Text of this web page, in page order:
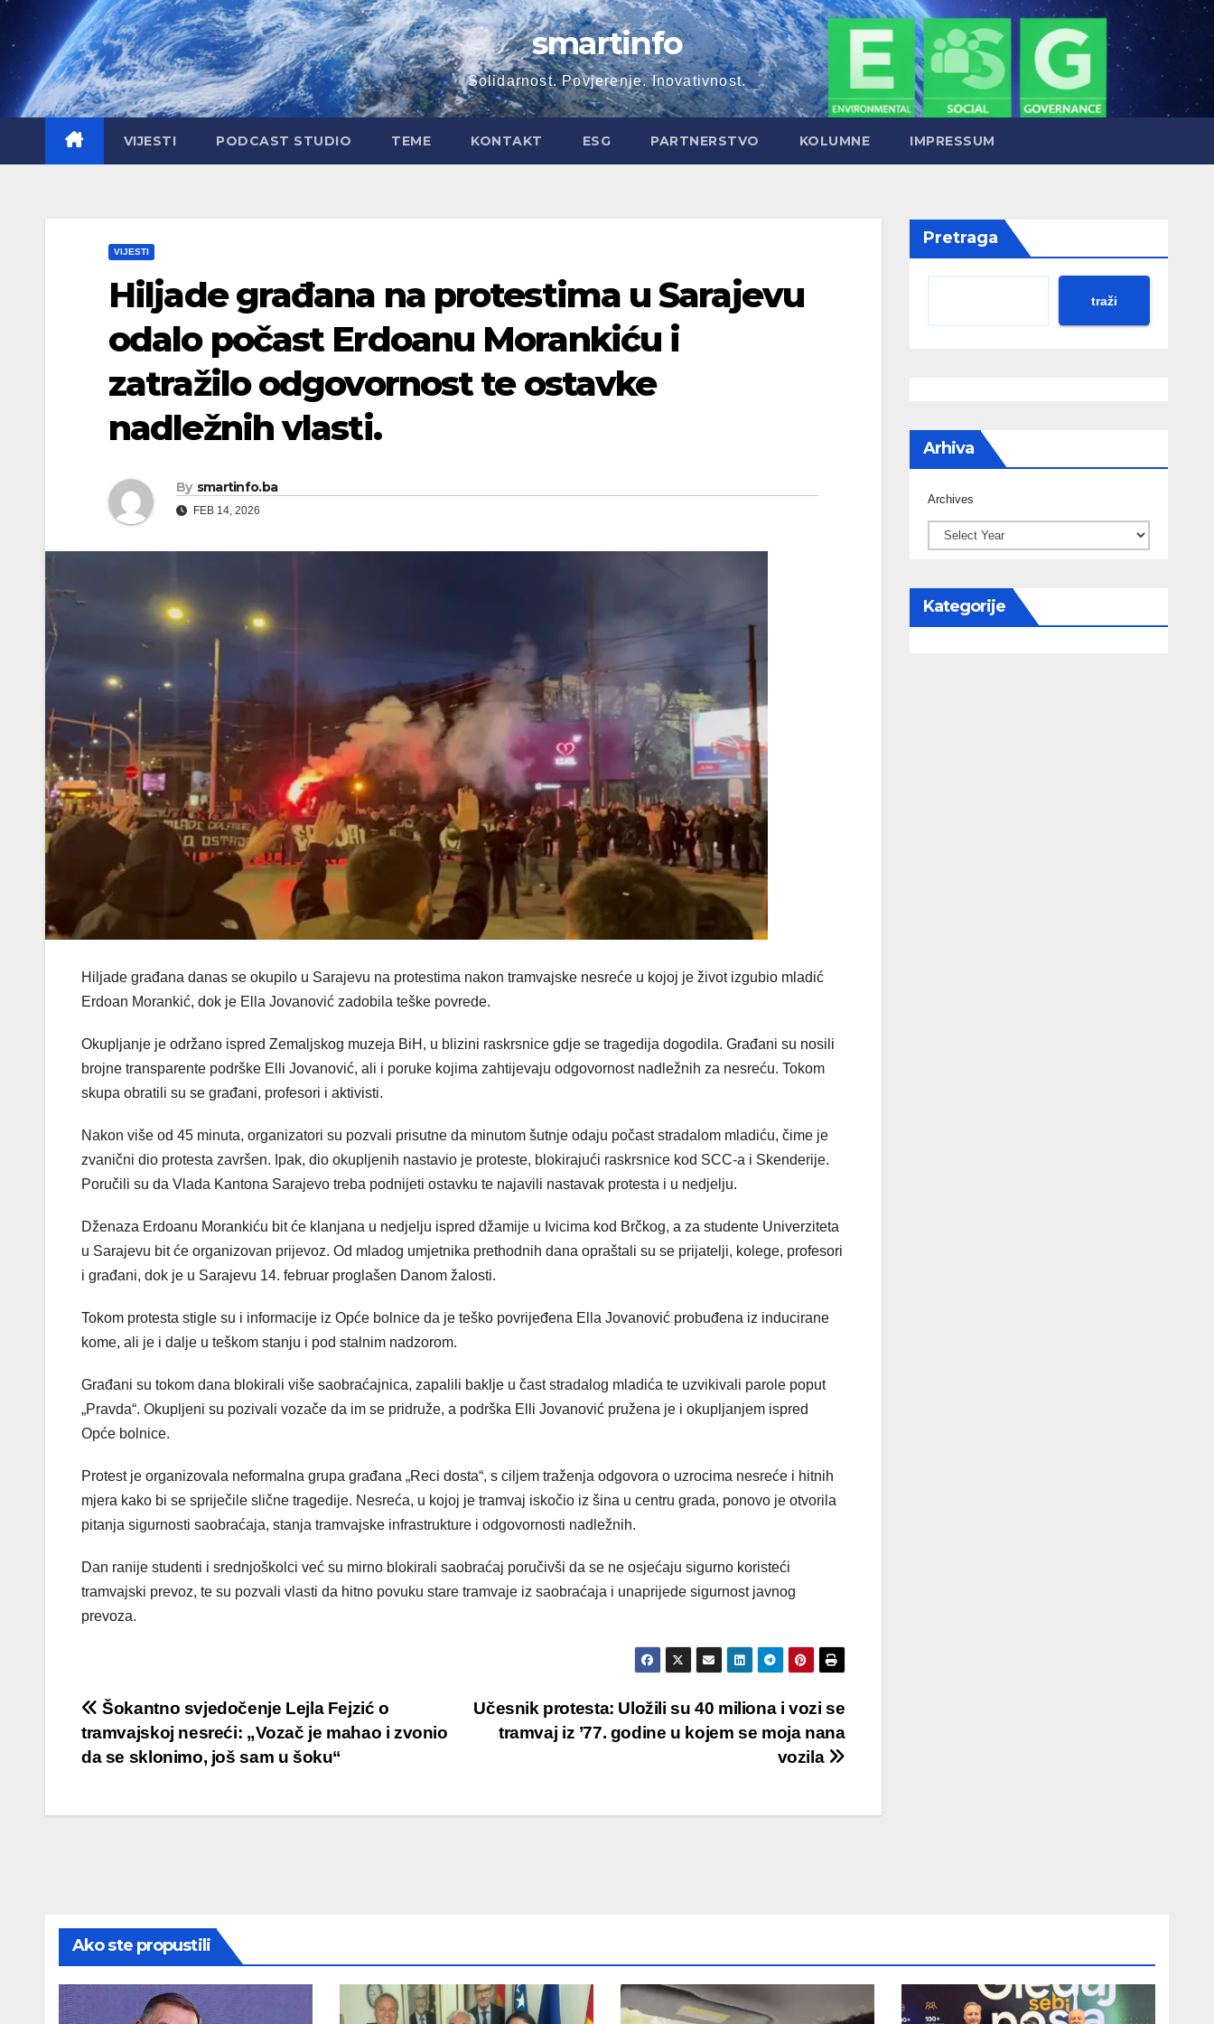
content
smartinfo
Solidarnost. Povjerenje. Inovativnost.
VIJESTI PODCAST STUDIO TEME KONTAKT ESG PARTNERSTVO KOLUMNE IMPRESSUM
VIJESTI
Hiljade građana na protestima u Sarajevu
odalo počast Erdoanu Morankiću i
zatražilo odgovornost te ostavke
nadležnih vlasti.
By smartinfo.ba
FEB 14, 2026
Hiljade građana danas se okupilo u Sarajevu na protestima nakon tramvajske nesreće u kojoj je život izgubio mladić
Erdoan Morankić, dok je Ella Jovanović zadobila teške povrede.
Okupljanje je održano ispred Zemaljskog muzeja BiH, u blizini raskrsnice gdje se tragedija dogodila. Građani su nosili
brojne transparente podrške Elli Jovanović, ali i poruke kojima zahtijevaju odgovornost nadležnih za nesreću. Tokom
skupa obratili su se građani, profesori i aktivisti.
Nakon više od 45 minuta, organizatori su pozvali prisutne da minutom šutnje odaju počast stradalom mladiću, čime je
zvanični dio protesta završen. Ipak, dio okupljenih nastavio je proteste, blokirajući raskrsnice kod SCC-a i Skenderije.
Poručili su da Vlada Kantona Sarajevo treba podnijeti ostavku te najavili nastavak protesta i u nedjelju.
Dženaza Erdoanu Morankiću bit će klanjana u nedjelju ispred džamije u Ivicima kod Brčkog, a za studente Univerziteta
u Sarajevu bit će organizovan prijevoz. Od mladog umjetnika prethodnih dana opraštali su se prijatelji, kolege, profesori
i građani, dok je u Sarajevu 14. februar proglašen Danom žalosti.
Tokom protesta stigle su i informacije iz Opće bolnice da je teško povrijeđena Ella Jovanović probuđena iz inducirane
kome, ali je i dalje u teškom stanju i pod stalnim nadzorom.
Građani su tokom dana blokirali više saobraćajnica, zapalili baklje u čast stradalog mladića te uzvikivali parole poput
„Pravda“. Okupljeni su pozivali vozače da im se pridruže, a podrška Elli Jovanović pružena je i okupljanjem ispred
Opće bolnice.
Protest je organizovala neformalna grupa građana „Reci dosta“, s ciljem traženja odgovora o uzrocima nesreće i hitnih
mjera kako bi se spriječile slične tragedije. Nesreća, u kojoj je tramvaj iskočio iz šina u centru grada, ponovo je otvorila
pitanja sigurnosti saobraćaja, stanja tramvajske infrastrukture i odgovornosti nadležnih.
Dan ranije studenti i srednjoškolci već su mirno blokirali saobraćaj poručivši da se ne osjećaju sigurno koristeći
tramvajski prevoz, te su pozvali vlasti da hitno povuku stare tramvaje iz saobraćaja i unaprijede sigurnost javnog
prevoza.
Post
navigation
Učesnik protesta: Uložili su 40 miliona i vozi se
tramvaj iz ’77. godine u kojem se moja nana
vozila
Šokantno svjedočenje Lejla Fejzić o
tramvajskoj nesreći: „Vozač je mahao i zvonio
da se sklonimo, još sam u šoku“
Pretraga
traži
Arhiva
Archives
Kategorije
Ako ste propustili